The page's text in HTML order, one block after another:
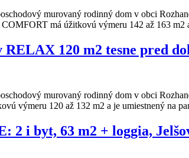
murovaný rodinný dom v obci
má úžitkovú výmeru 142 až 163
120 m2 tesne pred
murovaný rodinný dom v obci
výmeru 120 až 132 m2 a je umiestnený na
2 i byt, 63 m2 + loggia,